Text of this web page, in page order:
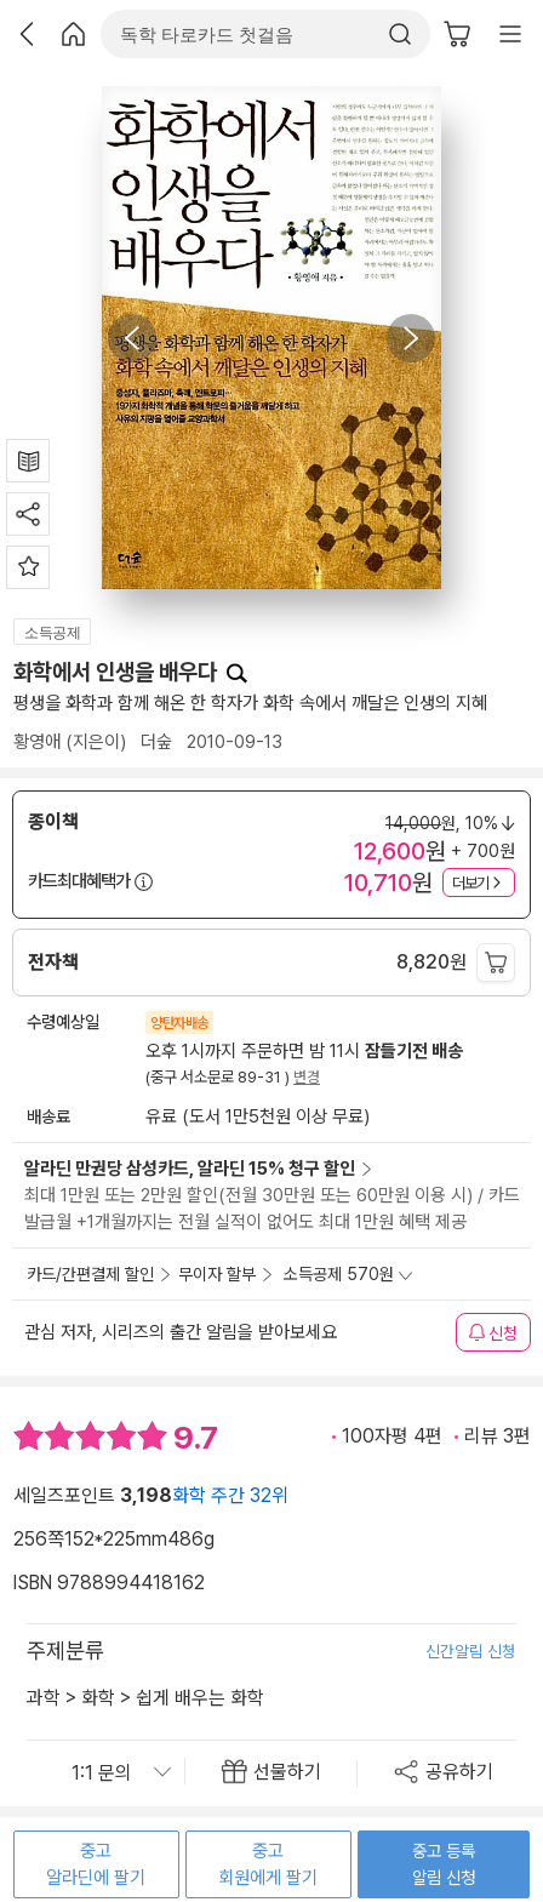
소득공제
화학에서 인생을 배우다
평생을 화학과 함께 해온 한 학자가 화학 속에서 깨달은 인생의 지혜
황영애 (지은이) 더숲 2010-09-13
종이책 14,000원, 10%
12,600원 + 700원
카드최대혜택가
10,710원 더보기
전자책 8,820원
수령예상일 양탄자배송
오후 1시까지 주문하면 밤 11시 잠들기전 배송
(중구 서소문로 89-31 ) 변경
배송료 유료 (도서 1만5천원 이상 무료)
알라딘 만권당 삼성카드, 알라딘 15% 청구 할인
최대 1만원 또는 2만원 할인(전월 30만원 또는 60만원 이용 시) / 카드
발급월 +1개월까지는 전월 실적이 없어도 최대 1만원 혜택 제공
카드/간편결제 할인 무이자 할부 소득공제 570원
관심 저자, 시리즈의 출간 알림을 받아보세요 신청
9.7 100자평 4편 리뷰 3편
세일즈포인트 3,198화학 주간 32위
256쪽152*225mm486g
ISBN 9788994418162
주제분류 신간알림 신청
과학 > 화학 > 쉽게 배우는 화학
선물하기 공유하기
중고
알라딘에 팔기
중고
회원에게 팔기
중고 등록
알림 신청